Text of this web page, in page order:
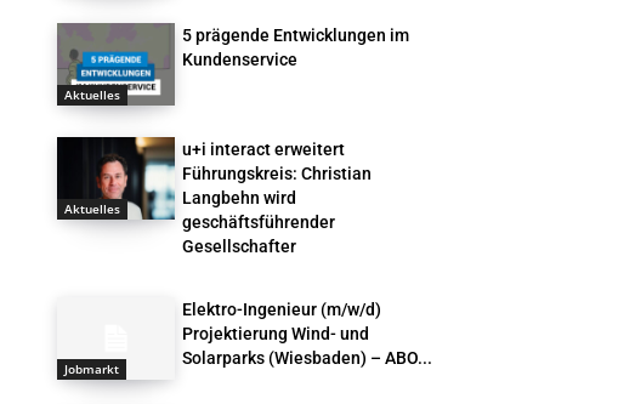
Aktuelles
5 prägende Entwicklungen im
Kundenservice
Aktuelles
u+i interact erweitert
Führungskreis: Christian
Langbehn wird
geschäftsführender
Gesellschafter
Jobmarkt
Elektro-Ingenieur (m/w/d)
Projektierung Wind- und
Solarparks (Wiesbaden) – ABO...